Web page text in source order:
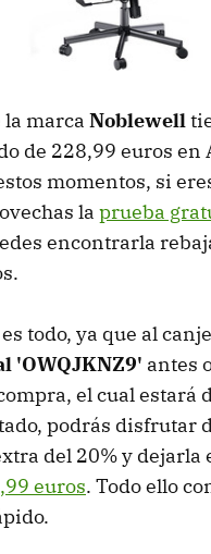
la marca Noblewell
de 228,99 euros en
momentos, si
la prueba
encontrarla
todo, ya que al
'OWQJKNZ9' antes
el cual estará
podrás disfrutar
del 20% y dejarla
euros. Todo ello